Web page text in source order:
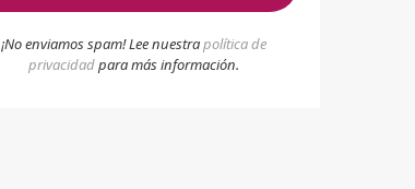
¡No enviamos spam! Lee nuestrapolítica de
privacidadpara más información.